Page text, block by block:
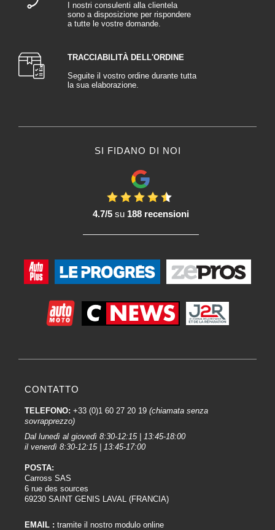
I nostri consulenti alla clientela
sono a disposizione per rispondere
a tutte le vostre domande.
TRACCIABILITÀ DELL'ORDINE
Seguite il vostro ordine durante tutta
la sua elaborazione.
SI FIDANO DI NOI
4.7/5su 188 recensioni
CONTATTO
TELEFONO: +33 (0)1 60 27 20 19 (chiamata senza
sovrapprezzo)
Dal lunedì al giovedì 8:30-12:15 | 13:45-18:00
il venerdì 8:30-12:15 | 13:45-17:00
POSTA:
Carross SAS
6 rue des sources
69230 SAINT GENIS LAVAL (FRANCIA)
EMAIL : tramite il nostro modulo online